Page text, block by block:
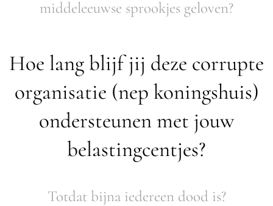
middeleeuwse sprookjes geloven?
Hoe lang blijf jij deze corrupte
organisatie (nep koningshuis)
ondersteunen met jouw
belastingcentjes?
Totdat bijna iedereen dood is?